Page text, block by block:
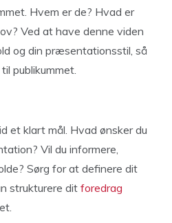
Hvem er de? Hvad er
Ved at have denne viden
og din præsentationsstil, så
publikummet.
et klart mål. Hvad ønsker du
Vil du informere,
Sørg for at definere dit
strukturere dit foredrag